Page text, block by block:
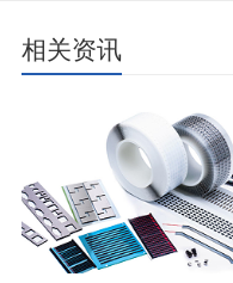
相关资讯